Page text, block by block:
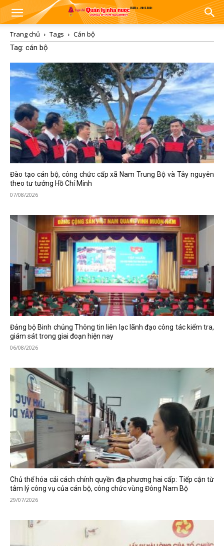
Trang chủ Tags
Cán bộ
Tag: cán bộ
Đào tạo cán bộ, công chức cấp xã Nam Trung Bộ và Tây nguyên
theo tư tưởng Hồ Chí Minh
07/08/2026
Đảng bộ Binh chủng Thông tin liên lạc lãnh đạo công tác kiểm tra,
giám sát trong giai đoạn hiện nay
06/08/2026
Chủ thể hóa cải cách chính quyền địa phương hai cấp: Tiếp cận từ
tâm lý công vụ của cán bộ, công chức vùng Đông Nam Bộ
29/07/2026